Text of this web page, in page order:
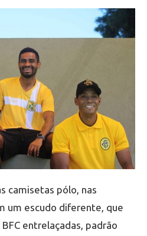
camisetas pólo, nas
um escudo diferente, que
entrelaçadas, padrão